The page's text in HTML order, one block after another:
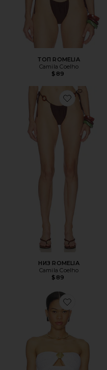
ТОП ROMELIA
Camila Coelho
$89
Favorite НИЗ
НИЗ ROMELIA
Camila Coelho
$89
Favorite ТОП